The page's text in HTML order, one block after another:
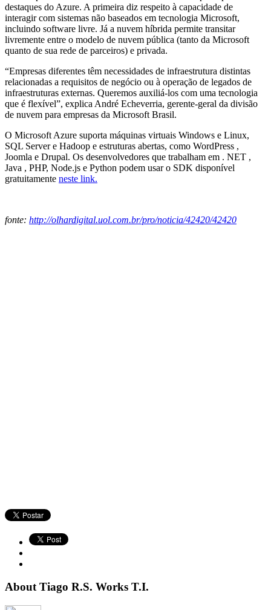
destaques do Azure. A primeira diz respeito à capacidade de
interagir com sistemas não baseados em tecnologia Microsoft,
incluindo software livre. Já a nuvem híbrida permite transitar
livremente entre o modelo de nuvem pública (tanto da Microsoft
quanto de sua rede de parceiros) e privada.
“Empresas diferentes têm necessidades de infraestrutura distintas
relacionadas a requisitos de negócio ou à operação de legados de
infraestruturas externas. Queremos auxiliá-los com uma tecnologia
que é flexível”, explica André Echeverria, gerente-geral da divisão
de nuvem para empresas da Microsoft Brasil.
O Microsoft Azure suporta máquinas virtuais Windows e Linux,
SQL Server e Hadoop e estruturas abertas, como WordPress ,
Joomla e Drupal. Os desenvolvedores que trabalham em . NET ,
Java , PHP, Node.js e Python podem usar o SDK disponível
gratuitamente neste link.
fonte: http://olhardigital.uol.com.br/pro/noticia/42420/42420
About Tiago R.S. Works T.I.